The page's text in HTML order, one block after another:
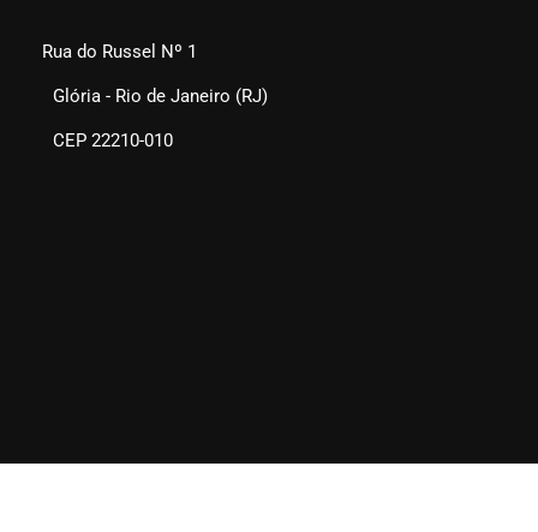
Rua do Russel Nº 1
Glória - Rio de Janeiro (RJ)
CEP 22210-010